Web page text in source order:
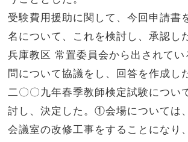
受験費用援助に関して、今回申請書
名について、これを検討し、承認し
兵庫教区 常置委員会から出されてい
問について協議をし、回答を作成し
二〇〇九年春季教師検定試験につい
討し、決定した。①会場については
会議室の改修工事をすることになり